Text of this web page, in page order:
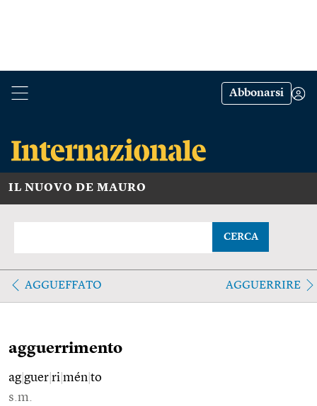
Abbonarsi
IL NUOVO DE MAURO
CERCA
AGGUEFFATO AGGUERRIRE
agguerrimento
ag guer ri mén to
s.m.